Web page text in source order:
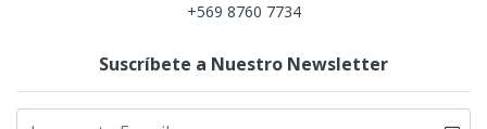
+569 8760 7734
Suscríbete a Nuestro Newsletter